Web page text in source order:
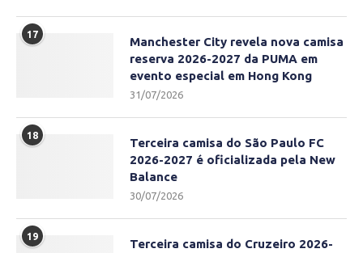
17
Manchester City revela nova camisa
reserva 2026-2027 da PUMA em
evento especial em Hong Kong
31/07/2026
18
Terceira camisa do São Paulo FC
2026-2027 é oficializada pela New
Balance
30/07/2026
19
Terceira camisa do Cruzeiro 2026-